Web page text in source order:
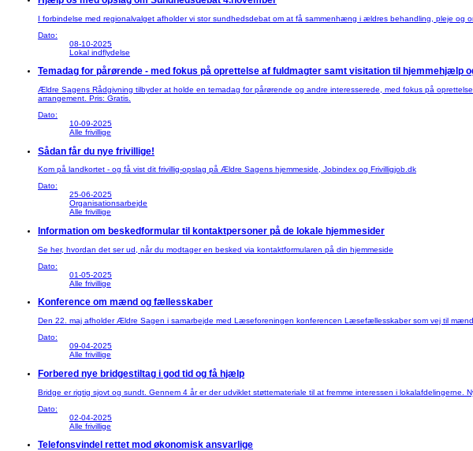
I forbindelse med regionalvalget afholder vi stor sundhedsdebat om at få sammenhæng i ældres behandling, pleje og
Dato:
08-10-2025
Lokal indflydelse
Temadag for pårørende - med fokus på oprettelse af fuldmagter samt visitation til hjemmehjælp
Ældre Sagens Rådgivning tilbyder at holde en temadag for pårørende og andre interesserede, med fokus på
arrangement. Pris: Gratis.
Dato:
10-09-2025
Alle frivillige
Sådan får du nye frivillige!
Kom på landkortet - og få vist dit frivillig-opslag på Ældre Sagens hjemmeside, Jobindex og Frivilligjob.dk
Dato:
25-06-2025
Organisationsarbejde
Alle frivillige
Information om beskedformular til kontaktpersoner på de lokale hjemmesider
Se her, hvordan det ser ud, når du modtager en besked via kontaktformularen på din hjemmeside
Dato:
01-05-2025
Alle frivillige
Konference om mænd og fællesskaber
Den 22. maj afholder Ældre Sagen i samarbejde med Læseforeningen konferencen Læsefællesskaber som vej til
Dato:
09-04-2025
Alle frivillige
Forbered nye bridgestiltag i god tid og få hjælp
Bridge er rigtig sjovt og sundt. Gennem 4 år er der udviklet støttemateriale til at fremme interessen i
Dato:
02-04-2025
Alle frivillige
Telefonsvindel rettet mod økonomisk ansvarlige